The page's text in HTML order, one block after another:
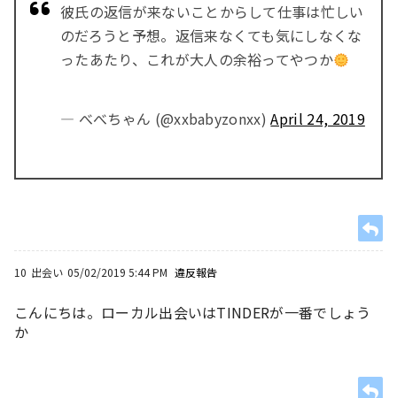
彼氏の返信が来ないことからして仕事は忙しい
のだろうと予想。返信来なくても気にしなくな
ったあたり、これが大人の余裕ってやつか
— べべちゃん (@xxbabyzonxx)April 24, 2019
10 出会い 05/02/2019 5:44 PM 違反報告
こんにちは。ローカル出会いはTINDERが一番でしょう
か